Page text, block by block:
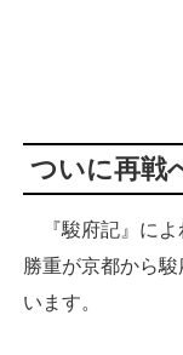
ついに再戦
『駿府記』によ
勝重が京都から
います。